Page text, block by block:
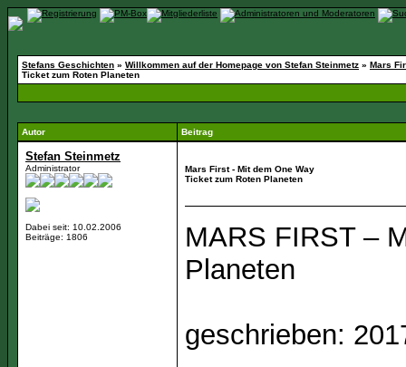
Stefans Geschichten » Willkommen auf der Homepage von Stefan Steinmetz » Mars
Ticket zum Roten Planeten
Autor Beitrag
Stefan Steinmetz
Administrator
Dabei seit: 10.02.2006
Beiträge: 1806
Mars First - Mit dem One Way
Ticket zum Roten Planeten
MARS FIRST –
Planeten
geschrieben: